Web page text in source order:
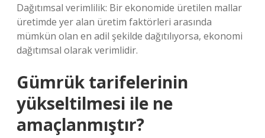
Dağıtımsal verimlilik: Bir ekonomide üretilen mallar
üretimde yer alan üretim faktörleri arasında
mümkün olan en adil şekilde dağıtılıyorsa, ekonomi
dağıtımsal olarak verimlidir.
Gümrük tarifelerinin
yükseltilmesi ile ne
amaçlanmıştır?